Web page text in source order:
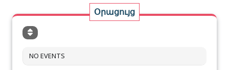
Օրացույց
NO EVENTS